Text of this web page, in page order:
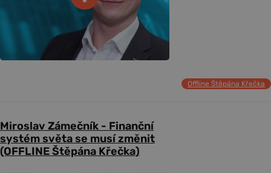
Offline Štěpána Křečka
Miroslav Zámečník - Finanční
systém světa se musí změnit
(OFFLINE Štěpána Křečka)